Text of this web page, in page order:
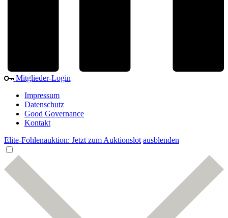
Mitglieder-Login
Impressum
Datenschutz
Good Governance
Kontakt
Elite-Fohlenauktion: Jetzt zum Auktionslot ausblenden